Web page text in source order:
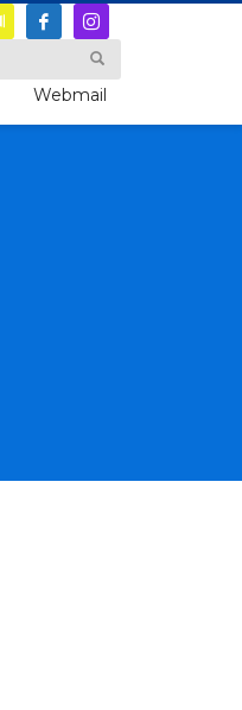
Webmail